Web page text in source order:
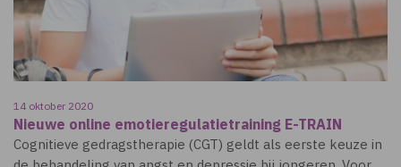
14 oktober 2020
Nieuwe online emotieregulatietraining E-TRAIN
Cognitieve gedragstherapie (CGT) geldt als eerste keuze in